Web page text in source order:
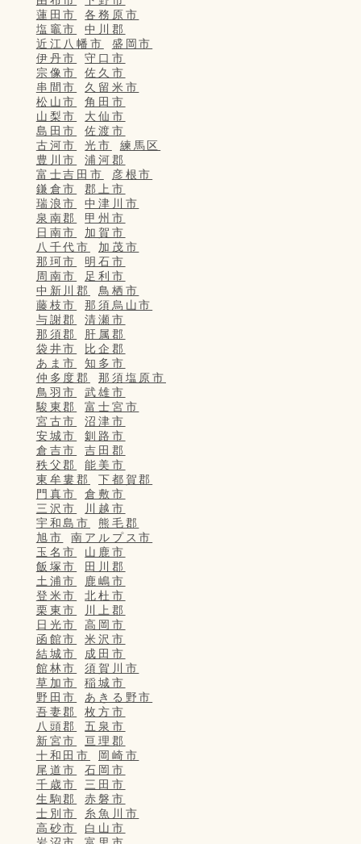
蓮田市
各務原市
塩竈市
中川郡
近江八幡市
盛岡市
伊丹市
守口市
宗像市
佐久市
串間市
久留米市
松山市
角田市
山梨市
大仙市
島田市
佐渡市
古河市
光市
練馬区
豊川市
浦河郡
富士吉田市
彦根市
鎌倉市
郡上市
瑞浪市
中津川市
泉南郡
甲州市
日南市
加賀市
八千代市
加茂市
那珂市
明石市
周南市
足利市
中新川郡
鳥栖市
藤枝市
那須烏山市
与謝郡
清瀬市
那須郡
肝属郡
袋井市
比企郡
あま市
知多市
仲多度郡
那須塩原市
鳥羽市
武雄市
駿東郡
富士宮市
宮古市
沼津市
安城市
釧路市
倉吉市
吉田郡
秩父郡
能美市
東牟婁郡
下都賀郡
門真市
倉敷市
三沢市
川越市
宇和島市
熊毛郡
旭市
南アルプス市
玉名市
山鹿市
飯塚市
田川郡
土浦市
鹿嶋市
登米市
北杜市
栗東市
川上郡
日光市
高岡市
函館市
米沢市
結城市
成田市
館林市
須賀川市
草加市
稲城市
野田市
あきる野市
吾妻郡
枚方市
八頭郡
五泉市
新宮市
亘理郡
十和田市
岡崎市
尾道市
石岡市
千歳市
三田市
生駒郡
赤磐市
士別市
糸魚川市
高砂市
白山市